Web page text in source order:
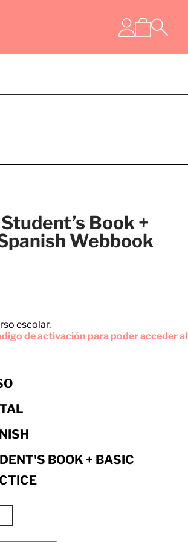
Book +
Webbook
escolar.
de activación para poder acceder al
BOOK + BASIC